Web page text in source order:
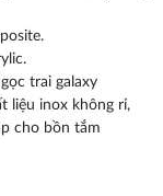
trai galaxy
liệu inox không rỉ,
cho bồn tắm